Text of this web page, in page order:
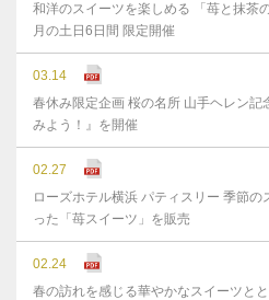
和洋のスイーツを楽しめる 「苺と抹茶
月の土日6日間 限定開催
03.14
春休み限定企画 桜の名所 山手ヘレン記
みよう！』を開催
02.27
ローズホテル横浜 パティスリー 季節
った「苺スイーツ」を販売
02.24
春の訪れを感じる華やかなスイーツと